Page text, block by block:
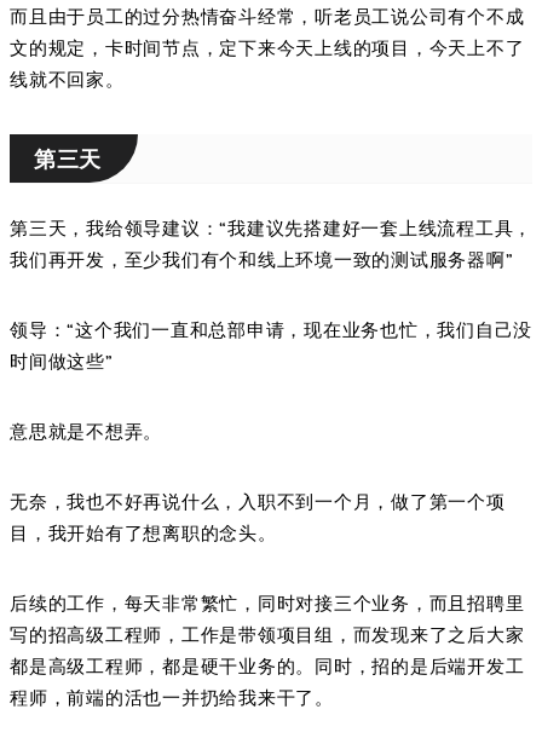
而且由于员工的过分热情奋斗经常，听老员工说公司有个不成
文的规定，卡时间节点，定下来今天上线的项目，今天上不了
线就不回家。
第三天
第三天，我给领导建议：“我建议先搭建好一套上线流程工具，
我们再开发，至少我们有个和线上环境一致的测试服务器啊”
领导：“这个我们一直和总部申请，现在业务也忙，我们自己没
时间做这些”
意思就是不想弄。
无奈，我也不好再说什么，入职不到一个月，做了第一个项
目，我开始有了想离职的念头。
后续的工作，每天非常繁忙，同时对接三个业务，而且招聘里
写的招高级工程师，工作是带领项目组，而发现来了之后大家
都是高级工程师，都是硬干业务的。同时，招的是后端开发工
程师，前端的活也一并扔给我来干了。